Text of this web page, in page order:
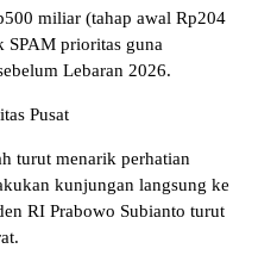
miliar (tahap awal Rp204
prioritas guna
Lebaran 2026.
Pusat
turut menarik perhatian
kunjungan langsung ke
RI Prabowo Subianto turut